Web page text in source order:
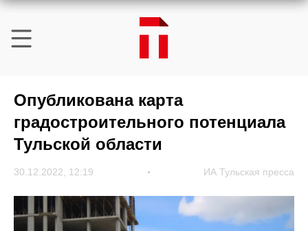
Опубликована карта
градостроительного потенциала
Тульской области
30.12.2022, 12:19 ИА Тульская пресса